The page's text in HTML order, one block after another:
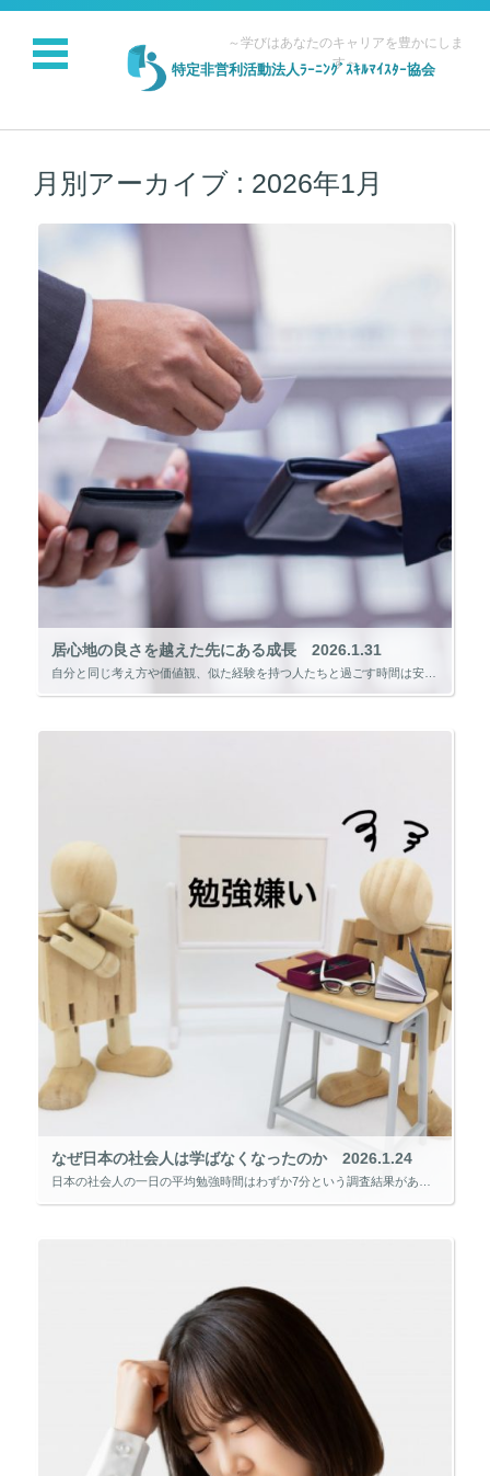
特定非営利活動法人ﾗｰﾆﾝｸﾞｽｷﾙﾏｲｽﾀｰ協会
～学びはあなたのキャリアを豊かにしま
す～
コンテンツに移動
月別アーカイブ : 2026年1月
居心地の良さを越えた先にある成長 2026.1.31
自分と同じ考え方や価値観、似た経験を持つ人たちと過ごす時間は安心感があり、居心地の良さを感じます。 しかし、その環境にとどまり続けることは、自分の視野や可能性を狭めてしまうことにもつながるのではないかと、最近強く感じるよ […]
なぜ日本の社会人は学ばなくなったのか 2026.1.24